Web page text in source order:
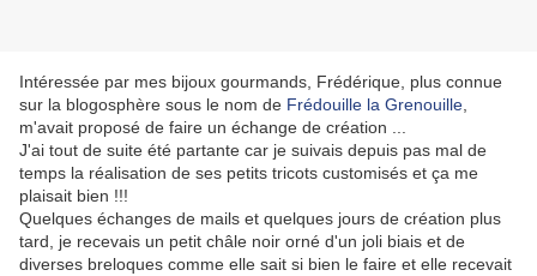
Intéressée par mes bijoux gourmands, Frédérique, plus connue
sur la blogosphère sous le nom de Frédouille la Grenouille
m'avait proposé de faire un échange de création ...
J'ai tout de suite été partante car je suivais depuis pas mal de
temps la réalisation de ses petits tricots customisés et ça me
plaisait bien !!!
Quelques échanges de mails et quelques jours de création plus
tard, je recevais un petit châle noir orné d'un joli biais et de
diverses breloques comme elle sait si bien le faire et elle recevait